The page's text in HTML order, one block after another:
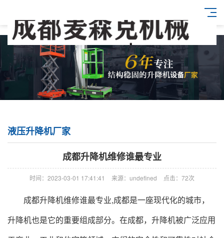
液压升降机厂家
成都升降机维修谁最专业
时间：2023-03-01 17:41:41 来源：undefined 点击：72次
成都升降机维修谁最专业,成都是一座现代化的城市，
升降机也是它的重要组成部分。在成都，升降机被广泛应用